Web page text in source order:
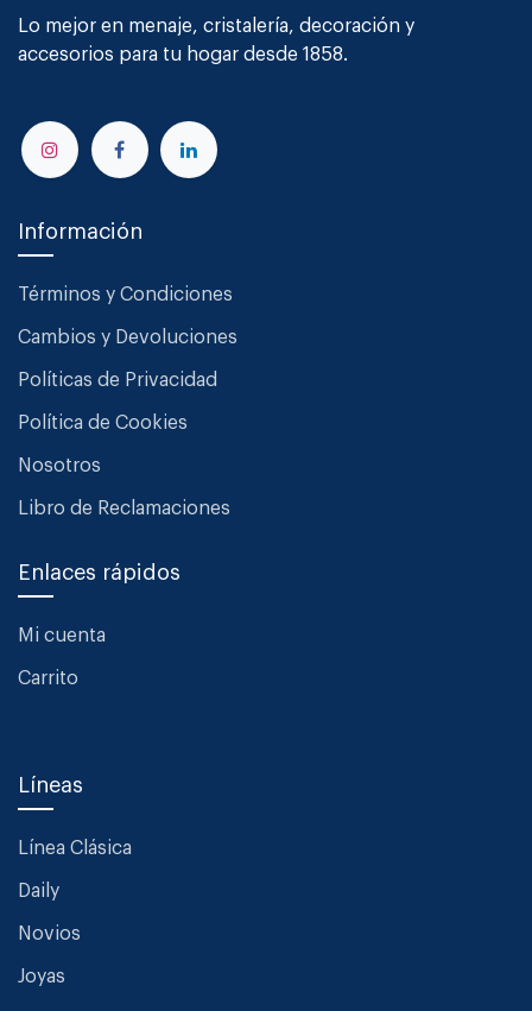
Lo mejor en menaje, cristalería, decoración y
accesorios para tu hogar desde 1858.
Información
Términos y Condiciones
Cambios y Devoluciones
Políticas de Privacidad
Política de Cookies
Nosotros
Libro de Reclamaciones
Enlaces rápidos
Mi cuenta
Carrito
Líneas
Línea Clásica
Daily
Novios
Joyas